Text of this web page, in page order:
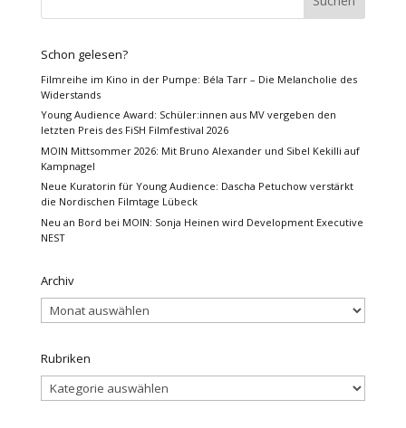
Schon gelesen?
Filmreihe im Kino in der Pumpe: Béla Tarr – Die Melancholie des
Widerstands
Young Audience Award: Schüler:innen aus MV vergeben den
letzten Preis des FiSH Filmfestival 2026
MOIN Mittsommer 2026: Mit Bruno Alexander und Sibel Kekilli auf
Kampnagel
Neue Kuratorin für Young Audience: Dascha Petuchow verstärkt
die Nordischen Filmtage Lübeck
Neu an Bord bei MOIN: Sonja Heinen wird Development Executive
NEST
Archiv
Archiv
Rubriken
Rubriken